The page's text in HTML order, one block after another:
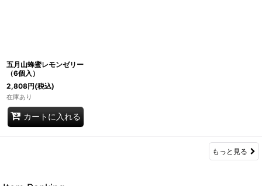
五月山蜂蜜レモンゼリー
（6個入）
2,808円(税込)
在庫あり
カートに入れる
もっと見る